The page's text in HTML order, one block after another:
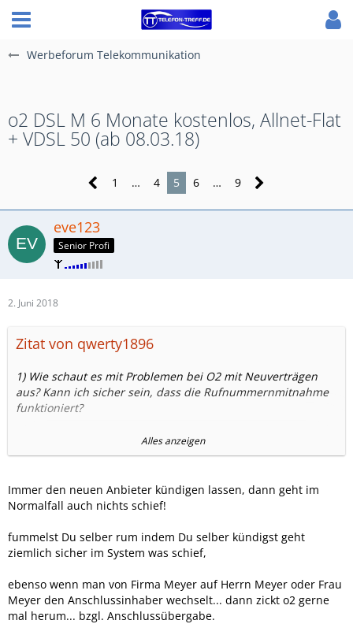
Werbeforum Telekommunikation
o2 DSL M 6 Monate kostenlos, Allnet-Flat
+ VDSL 50 (ab 08.03.18)
1 … 4 5 6 … 9
eve123
Senior Profi
2. Juni 2018
Zitat von qwerty1896
1) Wie schaut es mit Problemen bei O2 mit Neuverträgen
aus? Kann ich sicher sein, dass die Rufnummernmitnahme
funktioniert?
2) Was ist bei einer späteren Rufnummernmitnahmen von
O2 zu dem neuen Anbieter zu zahlen?
3) Mein Vertrag ist gekündigt. Sollte ich widerrufen? Ich
habe im Ohr, dass DSL besser "übernommen" werden,
12 x 14,99 EUR Monatspreis für die ersten 12 Monate
12 x 34,99 EUR Monatspreis für die Monate 12-24
Alles anzeigen
Immer den neuen Anbieter kündigen lassen, dann geht im
Normalfall auch nichts schief!
fummelst Du selber rum indem Du selber kündigst geht
ziemlich sicher im System was schief,
ebenso wenn man von Firma Meyer auf Herrn Meyer oder Frau
Meyer den Anschlussinhaber wechselt... dann zickt o2 gerne
mal herum... bzgl. Anschlussübergabe.